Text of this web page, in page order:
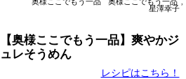
星澤幸子
【奥様ここでもう一品】爽やかジ
ュレそうめん
レシピはこちら！